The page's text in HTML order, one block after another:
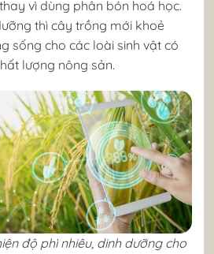
vì dùng phân bón hoá học.
thì cây trồng mới khoẻ
sống cho các loài sinh vật có
lượng nông sản.
độ phì nhiêu, dinh dưỡng cho